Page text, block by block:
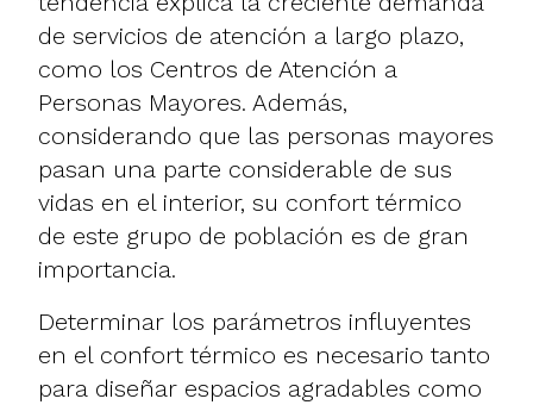
de servicios de atención a largo plazo,
como los Centros de Atención a
Personas Mayores. Además,
considerando que las personas mayores
pasan una parte considerable de sus
vidas en el interior, su confort térmico
de este grupo de población es de gran
importancia.
Determinar los parámetros influyentes
en el confort térmico es necesario tanto
para diseñar espacios agradables como